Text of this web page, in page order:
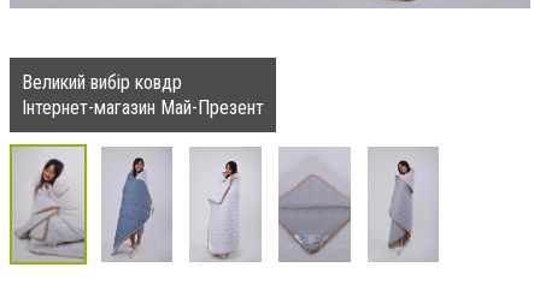
Великий вибір ковдр
Інтернет-магазин Май-Презент